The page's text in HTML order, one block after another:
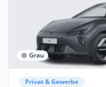
Grau
Privat & Gewerbe